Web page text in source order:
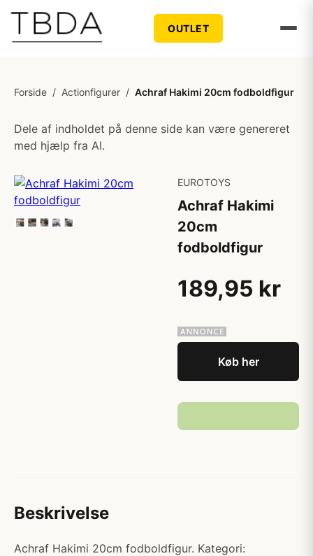
OUTLET
Forside / Actionfigurer / Achraf Hakimi 20cm fodboldfigur
Dele af indholdet på denne side kan være genereret
med hjælp fra AI.
EUROTOYS
Achraf Hakimi
20cm
fodboldfigur
189,95 kr
Køb her
Beskrivelse
Achraf Hakimi 20cm fodboldfigur. Kategori: